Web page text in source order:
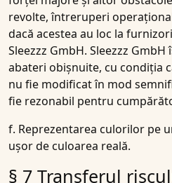
revolte, întreruperi
dacă acestea au loc la
Sleezzz GmbH. Sleezzz
abateri obișnuite, cu condiția
nu fie modificat în mod
fie rezonabil pentru
f. Reprezentarea culorilor pe
ușor de culoarea reală.
§ 7 Transferul